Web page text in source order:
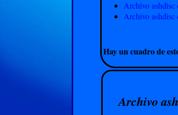
Archivo ashdisc
Archivo ashdisc
Hay un cuadro de
Archivo